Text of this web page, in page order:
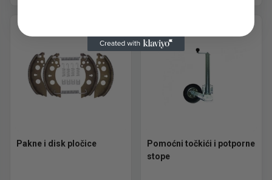
Pakne i disk pločice
Pomoćni točkići i potporne
stope